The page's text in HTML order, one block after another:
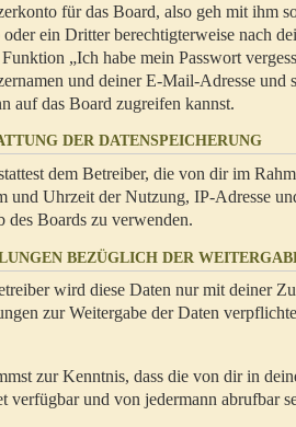
für das Board, also geh mit ihm
ein Dritter berechtigterweise nach
„Ich habe mein Passwort
und deiner E-Mail-Adresse und
auf das Board zugreifen kannst.
DER DATENSPEICHERUNG
dem Betreiber, die von dir im
und Uhrzeit der Nutzung, IP-Adresse
des Boards zu verwenden.
BEZÜGLICH DER
wird diese Daten nur mit deiner
zur Weitergabe der Daten
zur Kenntnis, dass die von dir in
verfügbar und von jedermann abrufbar